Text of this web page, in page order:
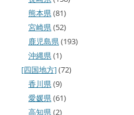
熊本県(81)
宮崎県(52)
鹿児島県(193)
沖縄県(1)
[四国地方](72)
香川県(9)
愛媛県(61)
高知県(2)